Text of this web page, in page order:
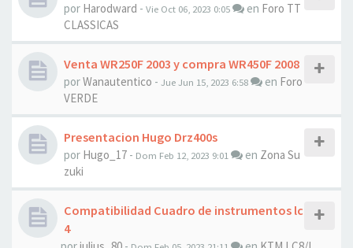
por Harodward - Vie Oct 06, 2023 0:05 en Foro TT
CLASSICAS
Venta WR250F 2003 y compra WR450F 2008
porWanautentico - Jue Jun 15, 2023 6:58 en Foro
VERDE
Presentacion Hugo Drz400s
por Hugo_17 - Dom Feb 12, 2023 9:01 en Zona Su
zuki
Compatibilidad Cuadro de instrumentos lc
4